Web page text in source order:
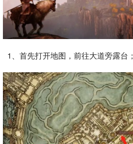
1、首先打开地图，前往大道旁露台；